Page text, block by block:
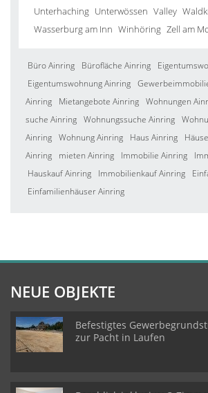
Unterhaching Unterwössen Valley
Wasserburg am Inn Winhöring Zell am
Büro Ainring Bürofläche Ainring
Eigentumswohnung Ainring
Ainring
Mietangebote Ainring Wohnungen
suche Ainring Wohnungssuche Ainring
Ainring Wohnung Ainring Haus Ainring
Ainring
mieten Ainring Immobilie Ainring
Hauskauf Ainring
Immobilienkauf Ainring
Einfamilienhäuser Ainring
NEUE OBJEKTE
Befestigtes
zur Pacht in Laufen